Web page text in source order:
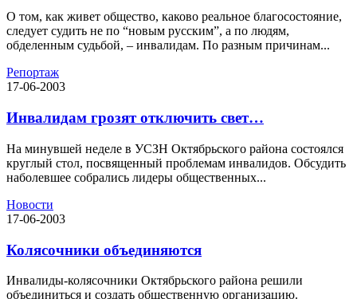
О том, как живет общество, каково реальное благосостояние,
следует судить не по “новым русским”, а по людям,
обделенным судьбой, – инвалидам. По разным причинам...
Репортаж
17-06-2003
Инвалидам грозят отключить свет…
На минувшей неделе в УСЗН Октябрьского района состоялся
круглый стол, посвященный проблемам инвалидов. Обсудить
наболевшее собрались лидеры общественных...
Новости
17-06-2003
Колясочники объединяются
Инвалиды-колясочники Октябрьского района решили
объединиться и создать общественную организацию.